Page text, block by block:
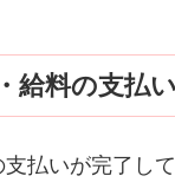
給料の支払
払いが完了し